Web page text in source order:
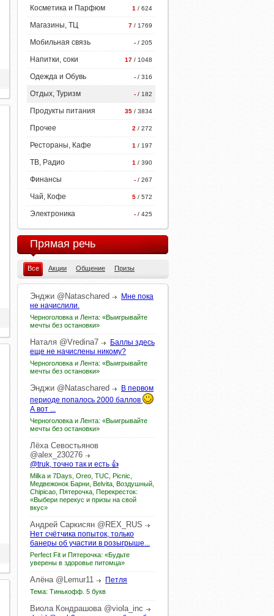
1 / 624
Косметика и Парфюм
7 / 1769
Магазины, ТЦ
- / 205
Мобильная связь
17 / 1048
Напитки, соки
- / 316
Одежда и Обувь
- / 182
Отдых, Туризм
35 / 3834
Продукты питания
2 / 272
Прочее
1 / 197
Рестораны, Кафе
1 / 390
ТВ, Радио
- / 267
Финансы
5 / 572
Чай, Кофе
- / 425
Электроника
Прямая речь
Все Акции Общение Призы
Энджи @Nataschared
Мне пока
не начислили.
Черноголовка и Лента: «Выигрывайте
мечты без остановки»
Наталя @Vredina7
Баллы здесь
еще не начислены никому?
Черноголовка и Лента: «Выигрывайте
мечты без остановки»
Энджи @Nataschared
В первом
периоде попалось 2000 баллов
А вот ...
Черноголовка и Лента: «Выигрывайте
мечты без остановки»
Лёха Севостьянов
@alex_230276
@truk, точно так и есть 👍
Milka и 7Days, Oreo, TUC, Picnic,
Медвежонок Барни, Belvita, Воздушный,
Chipicao, Пятерочка, Перекресток:
«Выбери перекус и призы на свой
вкус»
Андрей Саркисян @REX_RUS
Нет счётчика попыток, только
банеры об участии в розыгрыше...
Perfect Fit и Пятерочка: «Будьте
уверены в здоровье питомца»
Алёна @Lemur11 Петля
Тема: Тинькофф. 5 букв
Виола Кондрашова @viola_inc